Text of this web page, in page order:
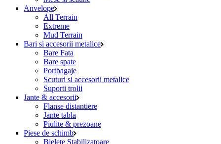
Anvelope
All Terrain
Extreme
Mud Terrain
Bari si accesorii metalice
Bare Fata
Bare spate
Portbagaje
Scuturi si accesorii metalice
Suporti trolii
Jante & accesorii
Flanse distantiere
Jante tabla
Piulite & prezoane
Piese de schimb
Bielete Stabilizatoare